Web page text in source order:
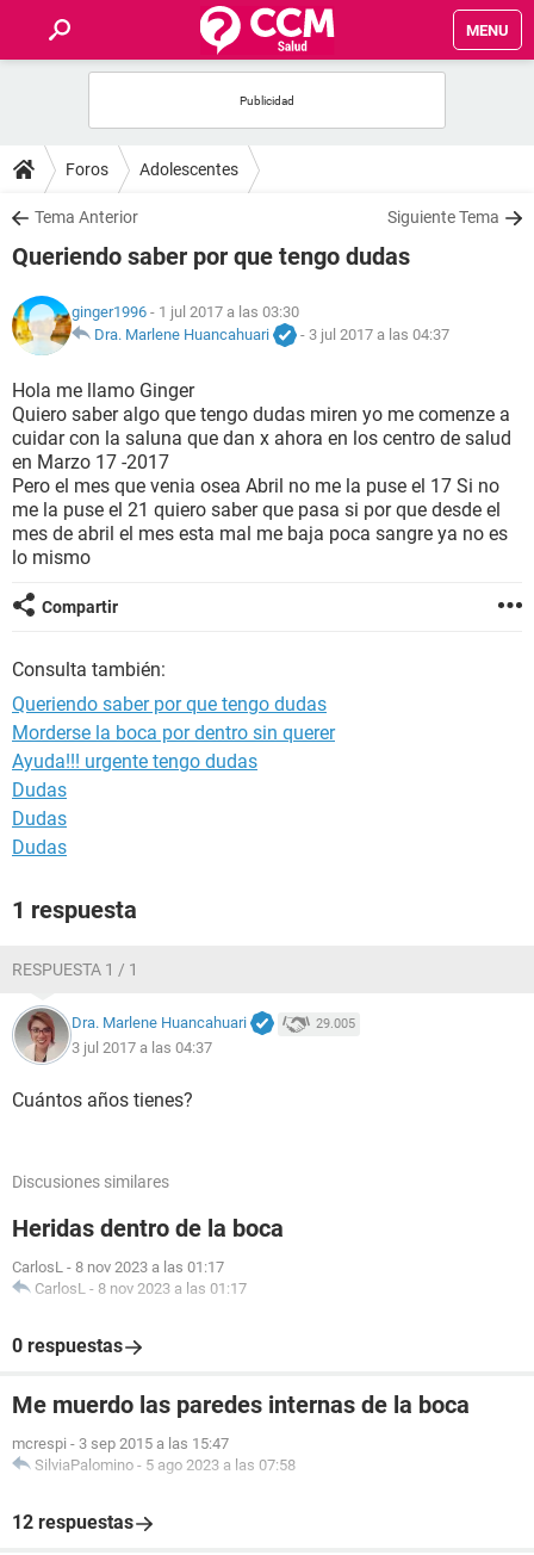
MENU
FOROS
SALUD
FAMILIA
NUTRICIÓN
BIENESTAR
SEXUALIDAD
GLOSARIO
Foros Adolescentes
Tema Anterior Siguiente Tema
Queriendo saber por que tengo dudas
ginger1996 - 1 jul 2017 a las 03:30
Dra. Marlene Huancahuari
- 3 jul 2017 a las 04:37
Hola me llamo Ginger
Quiero saber algo que tengo dudas miren yo me comenze a
cuidar con la saluna que dan x ahora en los centro de salud
en Marzo 17 -2017
Pero el mes que venia osea Abril no me la puse el 17 Si no
me la puse el 21 quiero saber que pasa si por que desde el
mes de abril el mes esta mal me baja poca sangre ya no es
lo mismo
Compartir
Consulta también:
Queriendo saber por que tengo dudas
Morderse la boca por dentro sin querer
Ayuda!!! urgente tengo dudas
Dudas
Dudas
Dudas
1 respuesta
RESPUESTA 1 / 1
Dra. Marlene Huancahuari 29.005
3 jul 2017 a las 04:37
Cuántos años tienes?
Discusiones similares
Heridas dentro de la boca
CarlosL - 8 nov 2023 a las 01:17
CarlosL - 8 nov 2023 a las 01:17
0 respuestas
Me muerdo las paredes internas de la boca
mcrespi - 3 sep 2015 a las 15:47
SilviaPalomino - 5 ago 2023 a las 07:58
12 respuestas